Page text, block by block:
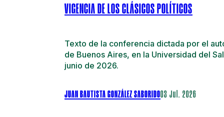
VIGENCIA DE LOS CLÁSICOS POLÍTICOS
Texto de la conferencia dictada por el
de Buenos Aires, en la Universidad del
junio de 2026.
JUAN BAUTISTA GONZÁLEZ SABORIDO03 Jul. 2026